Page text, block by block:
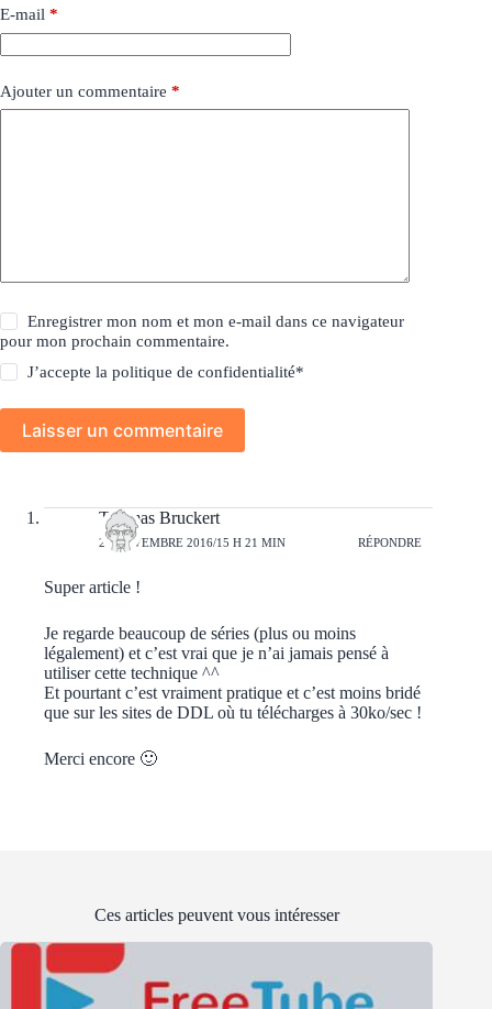
E-mail *
Ajouter un commentaire *
Enregistrer mon nom et mon e-mail dans ce navigateur
pour mon prochain commentaire.
J’accepte lapolitique de confidentialité*
Laisser un commentaire
Thomas Bruckert
24 NOVEMBRE 2016/15 H 21 MIN RÉPONDRE
Super article !
Je regarde beaucoup de séries (plus ou moins
légalement) et c’est vrai que je n’ai jamais pensé à
utiliser cette technique ^^
Et pourtant c’est vraiment pratique et c’est moins bridé
que sur les sites de DDL où tu télécharges à 30ko/sec !
Merci encore 🙂
Ces articles peuvent vous intéresser